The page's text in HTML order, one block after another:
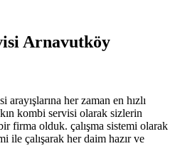
Arnavutköy
her zaman en hızlı
kombi servisi olarak sizlerin
firma olduk. çalışma sistemi olarak
ile çalışarak her daim hazır ve